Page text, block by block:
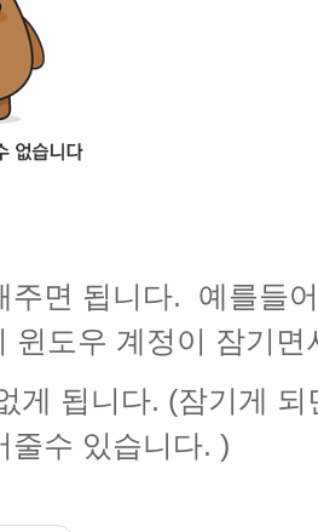
주면 됩니다. 예를들
윈도우 계정이 잠기면
게 됩니다. (잠기게
줄수 있습니다. )